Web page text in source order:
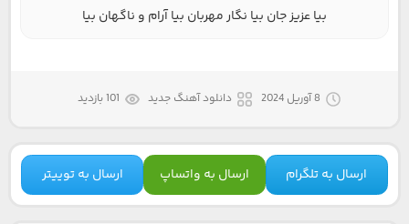
بیا عزیز جان بیا نگار مهربان بیا آرام و ناگهان بیا
8 آوریل 2024 دانلود آهنگ جدید 101 بازدید
ارسال به تلگرام ارسال به واتساپ ارسال به توییتر